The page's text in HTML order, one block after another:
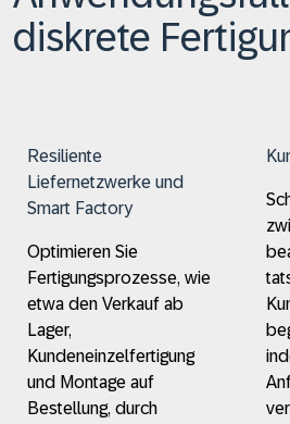
diskrete
Resiliente
Liefernetzwerke und
Smart Factory
Optimieren Sie
Fertigungsprozesse, wie
etwa den Verkauf ab
Lager,
Kundeneinzelfertigung
und Montage auf
Bestellung, durch